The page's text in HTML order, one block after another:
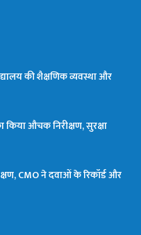
की शैक्षणिक व्यवस्था और
औचक निरीक्षण, सुरक्षा
CMO ने दवाओं के रिकॉर्ड और